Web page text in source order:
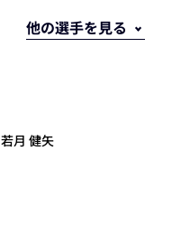
若月 健矢